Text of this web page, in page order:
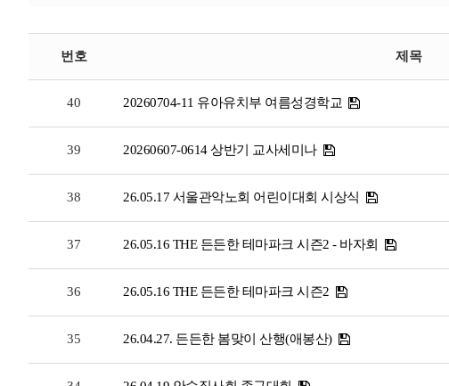
번호 제목
40 20260704-11 유아유치부 여름성경학교
39 20260607-0614 상반기 교사세미나
38 26.05.17 서울관악노회 어린이대회 시상식
37 26.05.16 THE 든든한 테마파크 시즌2 - 바자회
36 26.05.16 THE 든든한 테마파크 시즌2
35 26.04.27. 든든한 봄맞이 산행(애봉산)